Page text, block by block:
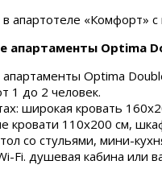
апартотеле «Комфорт»
апартаменты Optima
Optima
1 до 2 человек.
широкая кровать
кровати 110х200 см,
со стульями, мини-
Fi. душевая кабина или